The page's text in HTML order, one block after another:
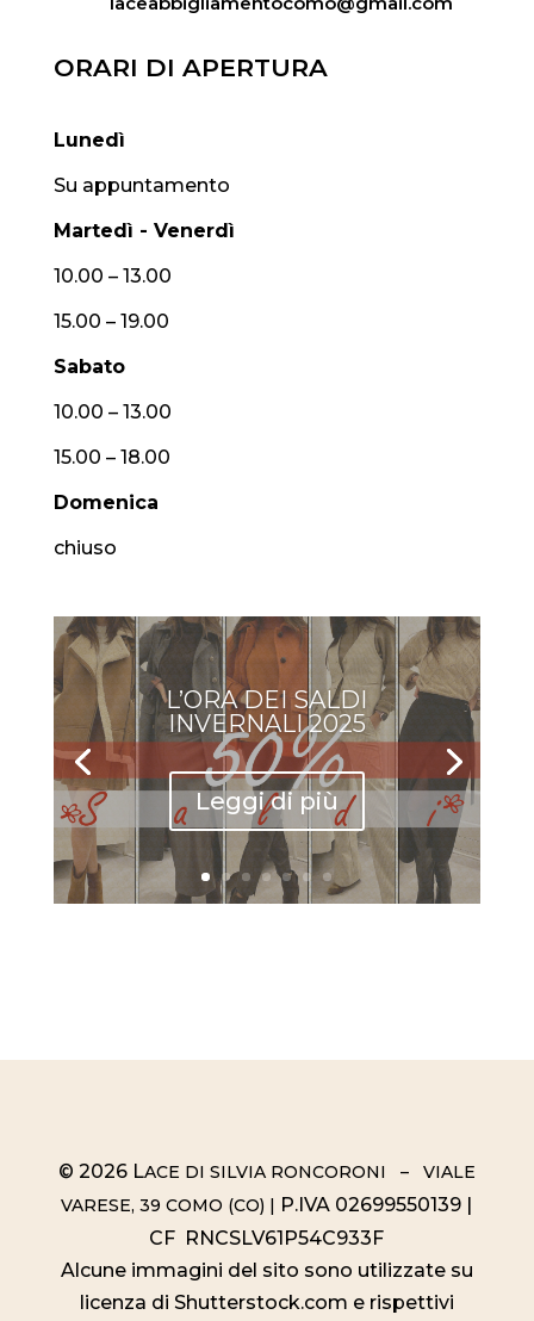
ORARI DI APERTURA
Lunedì
Su appuntamento
Martedì - Venerdì
10.00 – 13.00
15.00 – 19.00
Sabato
10.00 – 13.00
15.00 – 18.00
Domenica
chiuso
L’ORA DEI SALDI
INVERNALI 2025
Leggi di più
© 2026 LACE DI SILVIA RONCORONI – VIALE
VARESE, 39 COMO (CO) | P.IVA 02699550139 |
CF RNCSLV61P54C933F
Alcune immagini del sito sono utilizzate su
licenza di Shutterstock.com e rispettivi